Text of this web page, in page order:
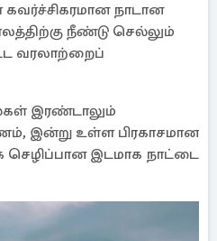
நாடான
நீண்டு செல்லும்
வரலாற்றைப்
இரண்டாலும்
இன்று உள்ள பிரகாசமான
செழிப்பான இடமாக நாட்டை